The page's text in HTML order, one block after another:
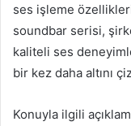
ses işleme
soundbar serisi,
kaliteli ses
bir kez daha altını
Konuyla ilgili